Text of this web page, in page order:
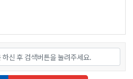
10. 바우처사업